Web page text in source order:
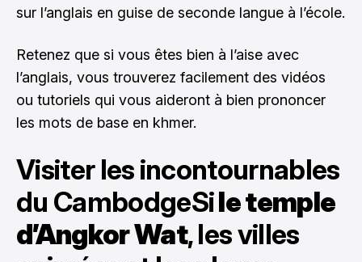
sur l’anglais en guise de seconde langue à l’école.
Retenez que si vous êtes bien à l’aise avec
l’anglais, vous trouverez facilement des vidéos
ou tutoriels qui vous aideront à bien prononcer
les mots de base en khmer.
Visiter les incontournables
du CambodgeSile temple
d’Angkor Wat, les villes